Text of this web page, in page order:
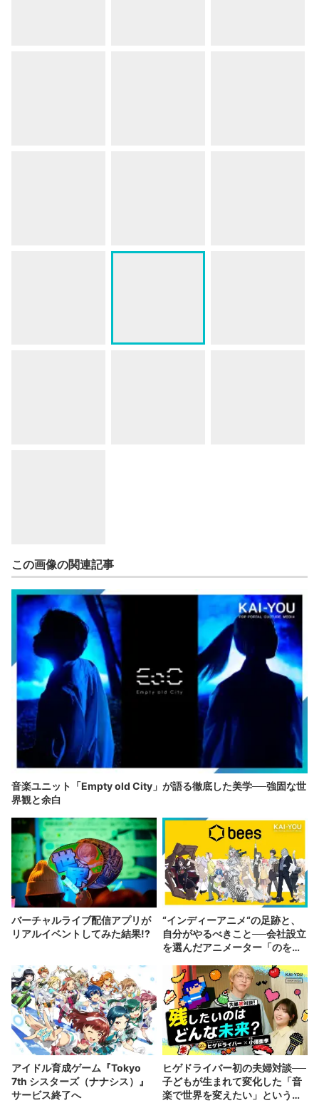
この画像の関連記事
音楽ユニット「Empty old City」が語る徹底した美学──強固な世
界観と余白
バーチャルライブ配信アプリが
リアルイベントしてみた結果!?
“インディーアニメ“の足跡と、
自分がやるべきこと──会社設立
を選んだアニメーター「のを
アイドル育成ゲーム『Tokyo
7th シスターズ（ナナシス）』
サービス終了へ
ヒゲドライバー初の夫婦対談──
子どもが生まれて変化した「音
楽で世界を変えたい」という願